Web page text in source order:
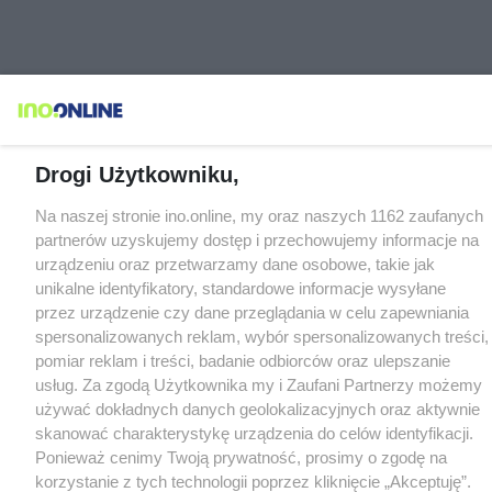
Drogi Użytkowniku,
Na naszej stronie ino.online, my oraz naszych 1162 zaufanych
partnerów uzyskujemy dostęp i przechowujemy informacje na
urządzeniu oraz przetwarzamy dane osobowe, takie jak
unikalne identyfikatory, standardowe informacje wysyłane
przez urządzenie czy dane przeglądania w celu zapewniania
spersonalizowanych reklam, wybór spersonalizowanych treści,
pomiar reklam i treści, badanie odbiorców oraz ulepszanie
usług. Za zgodą Użytkownika my i Zaufani Partnerzy możemy
używać dokładnych danych geolokalizacyjnych oraz aktywnie
skanować charakterystykę urządzenia do celów identyfikacji.
Ponieważ cenimy Twoją prywatność, prosimy o zgodę na
korzystanie z tych technologii poprzez kliknięcie „Akceptuję”.